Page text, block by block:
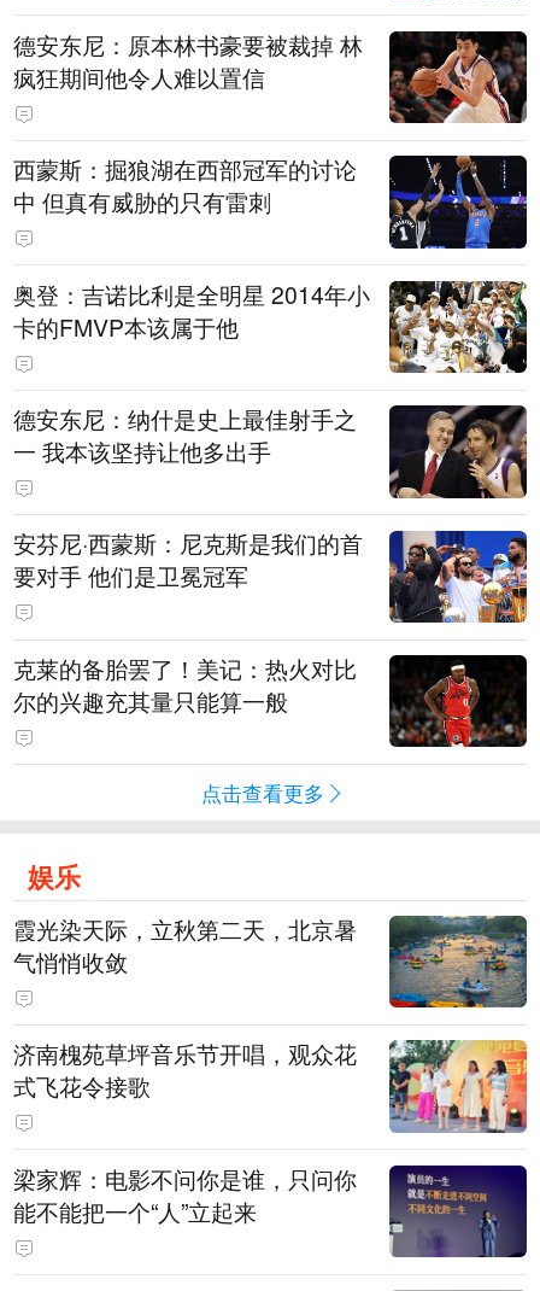
德安东尼：原本林书豪要被裁掉 林
疯狂期间他令人难以置信
西蒙斯：掘狼湖在西部冠军的讨论
中 但真有威胁的只有雷刺
奥登：吉诺比利是全明星 2014年小
卡的FMVP本该属于他
德安东尼：纳什是史上最佳射手之
一 我本该坚持让他多出手
安芬尼·西蒙斯：尼克斯是我们的首
要对手 他们是卫冕冠军
克莱的备胎罢了！美记：热火对比
尔的兴趣充其量只能算一般
点击查看更多
娱乐
霞光染天际，立秋第二天，北京暑
气悄悄收敛
济南槐苑草坪音乐节开唱，观众花
式飞花令接歌
梁家辉：电影不问你是谁，只问你
能不能把一个“人”立起来